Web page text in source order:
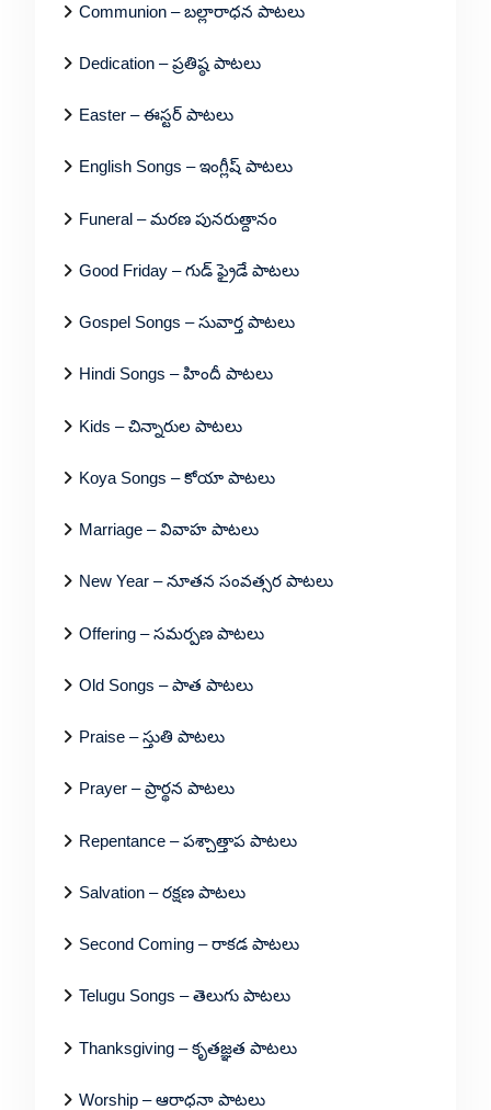
Communion – బల్లారాధన పాటలు
Dedication – ప్రతిష్ఠ పాటలు
Easter – ఈస్టర్ పాటలు
English Songs – ఇంగ్లీష్ పాటలు
Funeral – మరణ పునరుత్దానం
Good Friday – గుడ్ ఫ్రైడే పాటలు
Gospel Songs – సువార్త పాటలు
Hindi Songs – హిందీ పాటలు
Kids – చిన్నారుల పాటలు
Koya Songs – కోయా పాటలు
Marriage – వివాహ పాటలు
New Year – నూతన సంవత్సర పాటలు
Offering – సమర్పణ పాటలు
Old Songs – పాత పాటలు
Praise – స్తుతి పాటలు
Prayer – ప్రార్థన పాటలు
Repentance – పశ్చాత్తాప పాటలు
Salvation – రక్షణ పాటలు
Second Coming – రాకడ పాటలు
Telugu Songs – తెలుగు పాటలు
Thanksgiving – కృతజ్ఞత పాటలు
Worship – ఆరాధనా పాటలు